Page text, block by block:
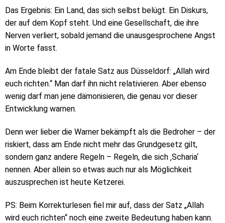
Das Ergebnis: Ein Land, das sich selbst belügt. Ein Diskurs,
der auf dem Kopf steht. Und eine Gesellschaft, die ihre
Nerven verliert, sobald jemand die unausgesprochene Angst
in Worte fasst.
Am Ende bleibt der fatale Satz aus Düsseldorf: „Allah wird
euch richten.“ Man darf ihn nicht relativieren. Aber ebenso
wenig darf man jene dämonisieren, die genau vor dieser
Entwicklung warnen.
Denn wer lieber die Warner bekämpft als die Bedroher – der
riskiert, dass am Ende nicht mehr das Grundgesetz gilt,
sondern ganz andere Regeln – Regeln, die sich ‚Scharia‘
nennen. Aber allein so etwas auch nur als Möglichkeit
auszusprechen ist heute Ketzerei.
PS: Beim Korrekturlesen fiel mir auf, dass der Satz „Allah
wird euch richten“ noch eine zweite Bedeutung haben kann.